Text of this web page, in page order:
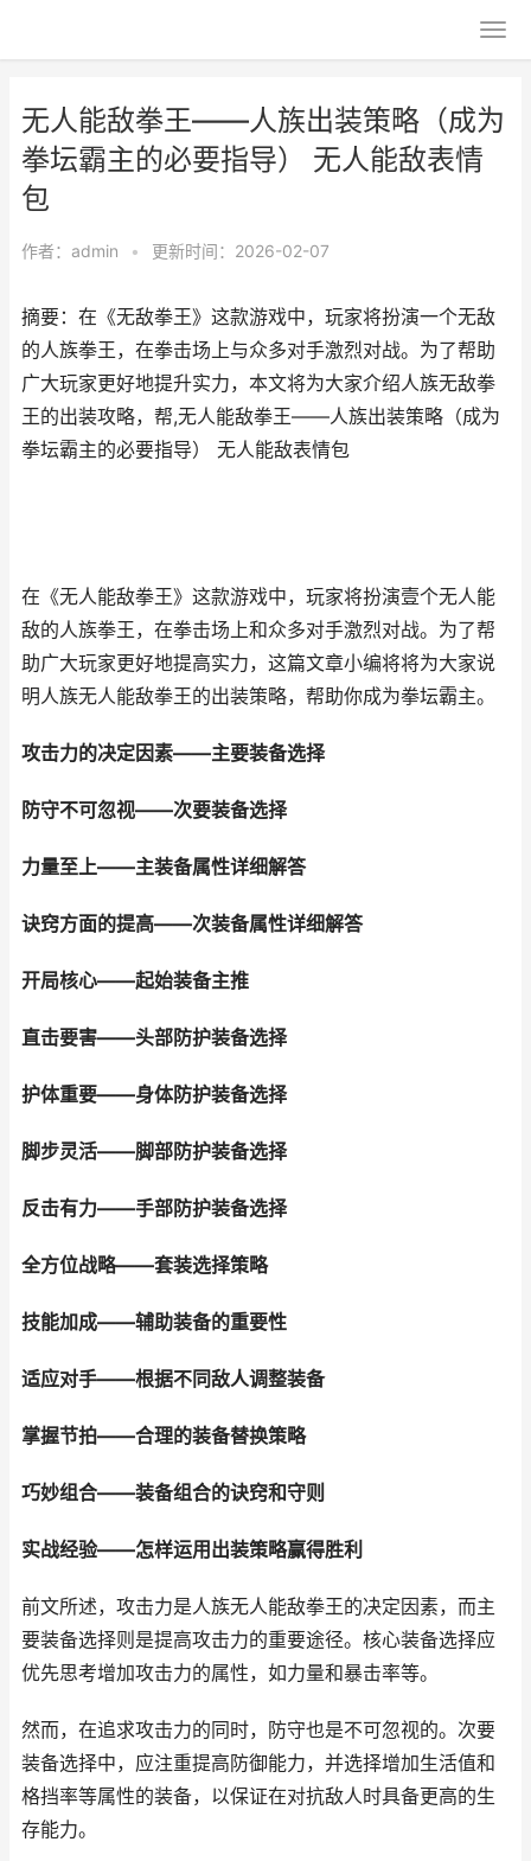
无人能敌拳王——人族出装策略（成为
拳坛霸主的必要指导） 无人能敌表情
包
作者： admin • 更新时间：2026-02-07
摘要：在《无敌拳王》这款游戏中，玩家将扮演一个无敌
的人族拳王，在拳击场上与众多对手激烈对战。为了帮助
广大玩家更好地提升实力，本文将为大家介绍人族无敌拳
王的出装攻略，帮,无人能敌拳王——人族出装策略（成为
拳坛霸主的必要指导） 无人能敌表情包
在《无人能敌拳王》这款游戏中，玩家将扮演壹个无人能
敌的人族拳王，在拳击场上和众多对手激烈对战。为了帮
助广大玩家更好地提高实力，这篇文章小编将将为大家说
明人族无人能敌拳王的出装策略，帮助你成为拳坛霸主。
攻击力的决定因素——主要装备选择
防守不可忽视——次要装备选择
力量至上——主装备属性详细解答
诀窍方面的提高——次装备属性详细解答
开局核心——起始装备主推
直击要害——头部防护装备选择
护体重要——身体防护装备选择
脚步灵活——脚部防护装备选择
反击有力——手部防护装备选择
全方位战略——套装选择策略
技能加成——辅助装备的重要性
适应对手——根据不同敌人调整装备
掌握节拍——合理的装备替换策略
巧妙组合——装备组合的诀窍和守则
实战经验——怎样运用出装策略赢得胜利
前文所述，攻击力是人族无人能敌拳王的决定因素，而主
要装备选择则是提高攻击力的重要途径。核心装备选择应
优先思考增加攻击力的属性，如力量和暴击率等。
然而，在追求攻击力的同时，防守也是不可忽视的。次要
装备选择中，应注重提高防御能力，并选择增加生活值和
格挡率等属性的装备，以保证在对抗敌人时具备更高的生
存能力。